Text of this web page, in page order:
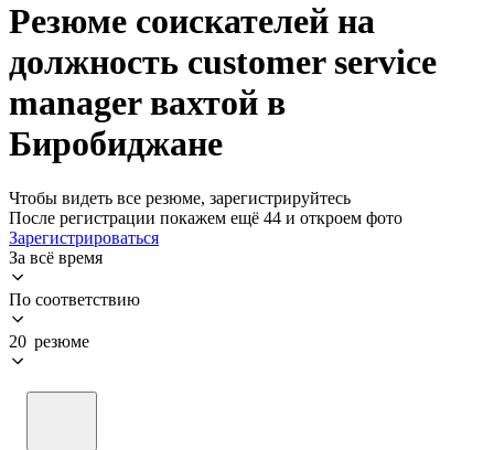
Резюме соискателей на
должность customer service
manager вахтой в
Биробиджане
Чтобы видеть все резюме, зарегистрируйтесь
После регистрации покажем ещё 44 и откроем фото
Зарегистрироваться
За всё время
По соответствию
20 резюме